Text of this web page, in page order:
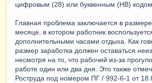
цифровым (28) или буквенным (НВ) кодом.
Главная проблема заключается в
месяце, в котором работник
дополнительными часами отдыха. Как
размер заработка должен оставаться
несмотря на то, что рабочий из-за
работе один или два дня. Это также
Роструда под номером ПГ / 992-6-1 от